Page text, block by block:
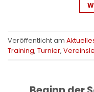
Veröffentlicht am
Training, Turnier,